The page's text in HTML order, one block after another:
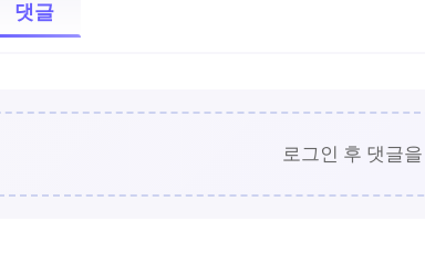
댓글
로그인 후 댓글